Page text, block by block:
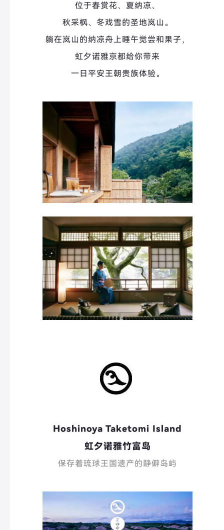
位于春赏花、夏纳凉、
秋采枫、冬戏雪的圣地岚山。
躺在岚山的纳凉舟上睡午觉尝和果子，
虹夕诺雅京都给你带来
一日平安王朝贵族体验。
Hoshinoya Taketomi Island
虹夕诺雅竹富岛
保存着琉球王国遗产的静僻岛屿